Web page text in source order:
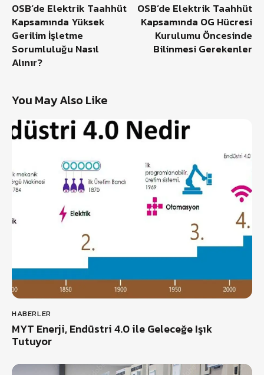
OSB’de Elektrik Taahhüt
Kapsamında Yüksek
Gerilim İşletme
Sorumluluğu Nasıl
Alınır?
OSB’de Elektrik Taahhüt
Kapsamında OG Hücresi
Kurulumu Öncesinde
Bilinmesi Gerekenler
You May Also Like
HABERLER
MYT Enerji, Endüstri 4.0 ile Geleceğe Işık
Tutuyor